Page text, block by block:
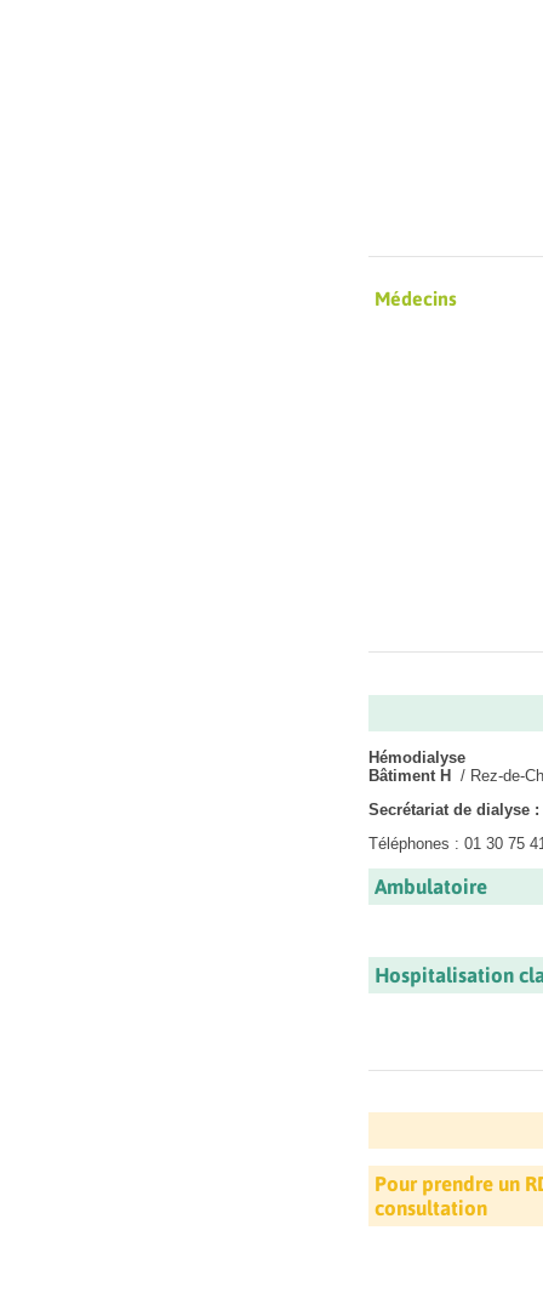
Médecins
Hémodialyse
Bâtiment H / Rez-de-
Secrétariat de dialyse :
Téléphones : 01 30 75
Ambulatoire
Hospitalisation
Pour prendre un
consultation